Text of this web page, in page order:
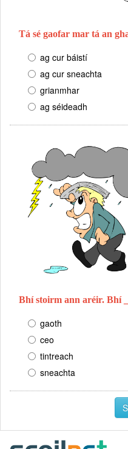
Tá sé gaofar mar tá an
ag cur báistí
ag cur sneachta
grianmhar
ag séideadh
Bhí stoirm ann aréir. Bhí
gaoth
ceo
tintreach
sneachta